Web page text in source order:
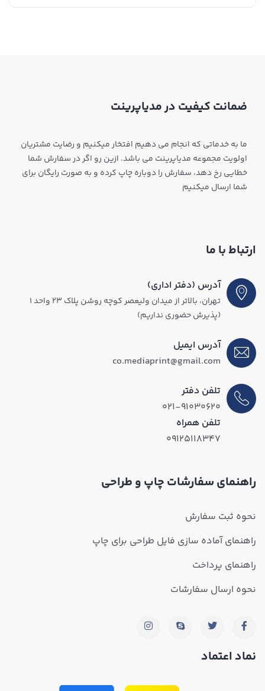
ضمانت کیفیت در مدیاپرینت
ما به خدماتی که انجام می دهیم افتخار میکنیم و رضایت مشتریان
اولویت مجموعه مدیاپرینت می باشد. ازین رو اگر در سفارش شما
خطایی رخ دهد، سفارش را دوباره چاپ کرده و به صورت رایگان برای
شما ارسال میکنیم
ارتباط با ما
آدرس (دفتر اداری)
تهران، بالاتر از میدان ولیعصر کوچه روشن پلاک ۲۳ واحد ۱
(پذیرش حضوری نداریم)
آدرس ایمیل
co.mediaprint@gmail.com
تلفن دفتر
۰۲۱-۹۱۰۳۰۶۲۰
تلفن همراه
۰۹۱۲۵۱۱۸۳۴۷
راهنمای سفارشات چاپ و طراحی
نحوه ثبت سفارش
راهنمای آماده سازی فایل طراحی برای چاپ
راهنمای پرداخت
نحوه ارسال سفارشات
نماد اعتماد